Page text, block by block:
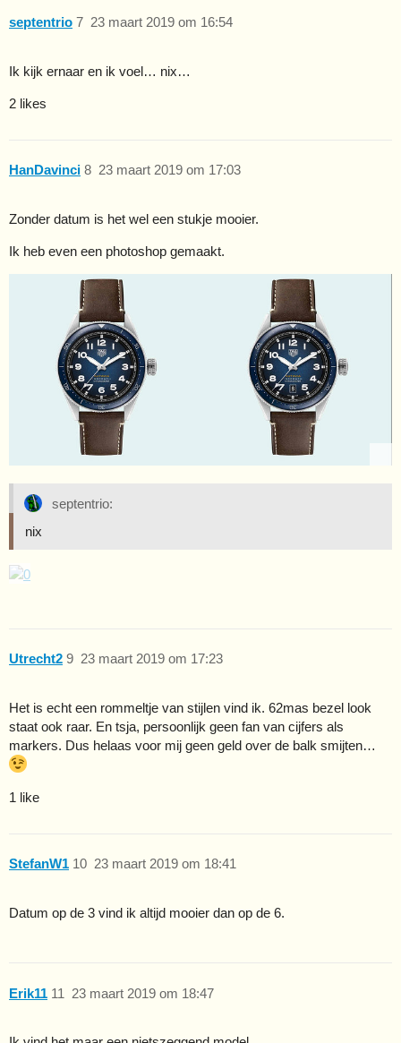
septentrio 23 maart 2019 om 16:54
7
Ik kijk ernaar en ik voel… nix…
2 likes
HanDavinci 23 maart 2019 om 17:03
8
Zonder datum is het wel een stukje mooier.
Ik heb even een photoshop gemaakt.
septentrio:
nix
Utrecht2 23 maart 2019 om 17:23
9
Het is echt een rommeltje van stijlen vind ik. 62mas bezel look
staat ook raar. En tsja, persoonlijk geen fan van cijfers als
markers. Dus helaas voor mij geen geld over de balk smijten…
1 like
StefanW1 23 maart 2019 om 18:41
10
Datum op de 3 vind ik altijd mooier dan op de 6.
Erik11 23 maart 2019 om 18:47
11